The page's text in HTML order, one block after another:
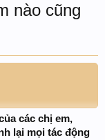
nào cũng
các chị em,
lại mọi tác động